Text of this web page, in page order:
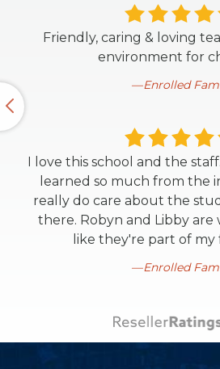
Friendly, caring & loving
environment for
Enrolled
I love this school and the
learned so much from the
really do care about the
there. Robyn and Libby are
like they're part of my
Enrolled